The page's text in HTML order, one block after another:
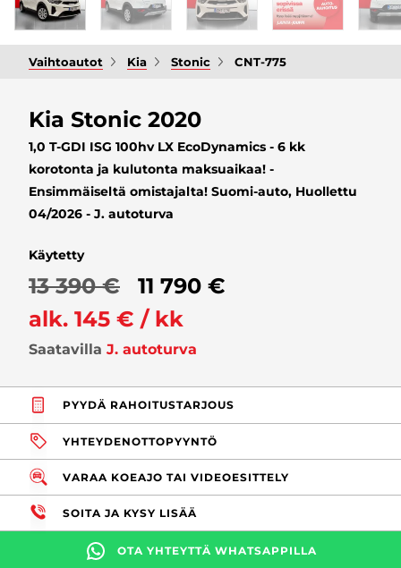
Vaihtoautot Kia Stonic CNT-775
Kia Stonic 2020
1,0 T-GDI ISG 100hv LX EcoDynamics - 6 kk
korotonta ja kulutonta maksuaikaa! -
Ensimmäiseltä omistajalta! Suomi-auto, Huollettu
04/2026 - J. autoturva
Käytetty
13 390 €
11 790 €
alk. 145 € / kk
Saatavilla J. autoturva
PYYDÄ RAHOITUSTARJOUS
YHTEYDENOTTOPYYNTÖ
VARAA KOEAJO TAI VIDEOESITTELY
SOITA JA KYSY LISÄÄ
OTA YHTEYTTÄ WHATSAPPILLA